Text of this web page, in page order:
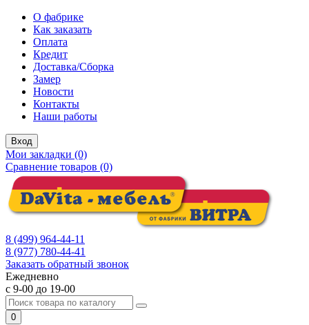
О фабрике
Как заказать
Оплата
Кредит
Доставка/Сборка
Замер
Новости
Контакты
Наши работы
Вход
Мои закладки (0)
Сравнение товаров (0)
8 (499) 964-44-11
8 (977) 780-44-41
Заказать обратный звонок
Ежедневно
с 9-00 до 19-00
0